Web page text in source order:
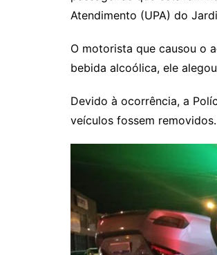
Atendimento (UPA) do
O motorista que causou o
bebida alcoólica, ele
Devido à ocorrência, a
veículos fossem removidos.